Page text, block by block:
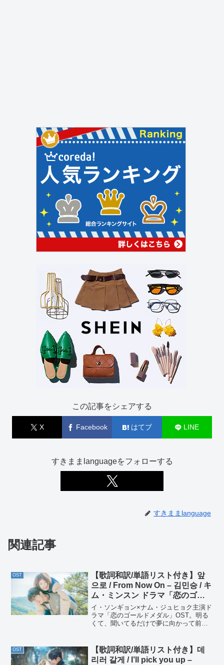
この記事をシェアする
X Facebook はてブ LINE
すきままlanguageをフォローする
すきままlanguage
関連記事
OST
【歌詞和訳/単語リスト付き】앞
으로 / From Now On – 김민승 / キ
ム・ミンスン ドラマ「恋のゴー
ルドメダル」OST Part. 2
イ・ソンギョン×ナム・ジュヒョク主演ド
ラマ「恋のゴールドメダル」OST。明る
くて、聞いてるだけで夢に向かって前に
OST
【歌詞和訳/単語リスト付き】데
리러 갈게 / I’ll pick you up –